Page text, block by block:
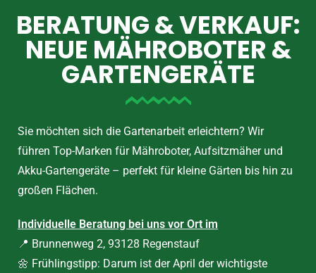
BERATUNG & VERKAUF:
NEUE MÄHROBOTER &
GARTENGERÄTE
Sie möchten sich die Gartenarbeit erleichtern? Wir
führen Top-Marken für Mähroboter, Aufsitzmäher und
Akku-Gartengeräte – perfekt für kleine Gärten bis hin zu
großen Flächen.
Individuelle Beratung bei uns vor Ort im
📍 Brunnenweg 2, 93128 Regenstauf
🌼 Frühlingstipp: Darum ist der April der wichtigste